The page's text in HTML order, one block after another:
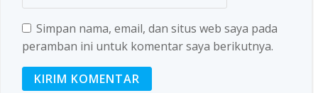
Simpan nama, email, dan situs web saya pada
peramban ini untuk komentar saya berikutnya.